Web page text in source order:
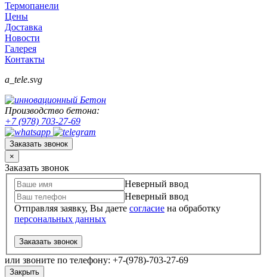
Термопанели
Цены
Доставка
Новости
Галерея
Контакты
a_tele.svg
Производство бетона:
+7 (978) 703-27-69
Заказать звонок
×
Заказать звонок
Неверный ввод
Неверный ввод
Отправляя заявку, Вы даете согласие на обработку
персональных данных
Заказать звонок
или звоните по телефону: +7-(978)-703-27-69
Закрыть